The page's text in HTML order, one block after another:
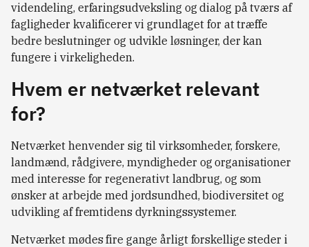
videndeling, erfaringsudveksling og dialog på tværs af
fagligheder kvalificerer vi grundlaget for at træffe
bedre beslutninger og udvikle løsninger, der kan
fungere i virkeligheden.
Hvem er netværket relevant
for?
Netværket henvender sig til virksomheder, forskere,
landmænd, rådgivere, myndigheder og organisationer
med interesse for regenerativt landbrug, og som
ønsker at arbejde med jordsundhed, biodiversitet og
udvikling af fremtidens dyrkningssystemer.
Netværket mødes fire gange årligt forskellige steder i